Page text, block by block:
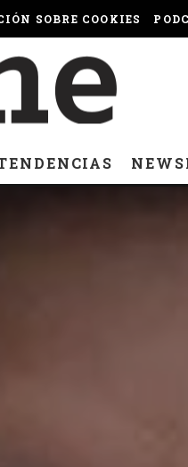
SOBRE COOKIES